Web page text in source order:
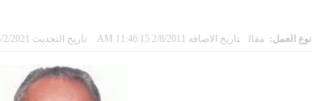
نوع العمل:مقال تاريخ الاضافة 2/8/2011 11:46:15 AM تاريخ التحديث 3/2/2021 7:34:30 PM